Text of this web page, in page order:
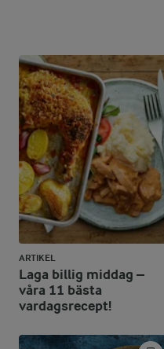
ARTIKEL
Laga billig middag –
våra 11 bästa
vardagsrecept!